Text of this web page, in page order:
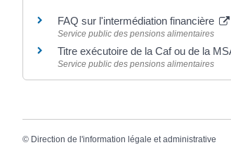
FAQ sur l'intermédiation financière
Service public des pensions alimentaires
Titre exécutoire de la Caf ou de la
Service public des pensions alimentaires
© Direction de l'information légale et administrative